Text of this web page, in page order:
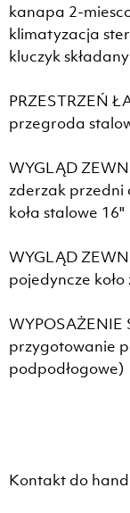
kanapa 2-
klimatyzacja
kluczyk składany
PRZESTRZEŃ
przegroda
WYGLĄD
zderzak przedni
koła stalowe 16"
WYGLĄD
pojedyncze koło
WYPOSAŻENIE
przygotowanie
podpodłogowe)
Kontakt do